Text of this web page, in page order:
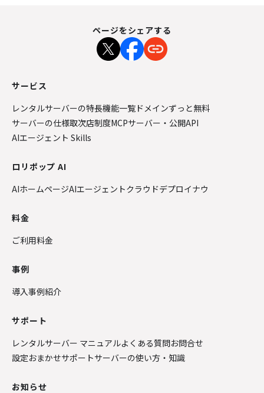
ページをシェアする
サービス
レンタルサーバーの特長機能一覧 ドメインずっと無料
サーバーの仕様取次店制度MCPサーバー・公開API
AIエージェント Skills
ロリポップ AI
AIホームページAIエージェントクラウドデプロイナウ
料金
ご利用料金
事例
導入事例紹介
サポート
レンタルサーバー マニュアルよくある質問お問合せ
設定おまかせサポートサーバーの使い方・知識
お知らせ